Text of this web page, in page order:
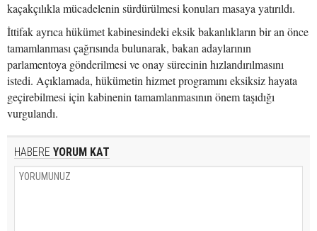
kaçakçılıkla mücadelenin sürdürülmesi konuları masaya yatırıldı.
İttifak ayrıca hükümet kabinesindeki eksik bakanlıkların bir an önce
tamamlanması çağrısında bulunarak, bakan adaylarının
parlamentoya gönderilmesi ve onay sürecinin hızlandırılmasını
istedi. Açıklamada, hükümetin hizmet programını eksiksiz hayata
geçirebilmesi için kabinenin tamamlanmasının önem taşıdığı
vurgulandı.
HABERE YORUM KAT